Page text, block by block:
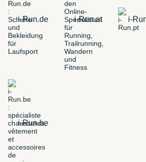
i-Run.de i-Run.at i-
i-Run.be